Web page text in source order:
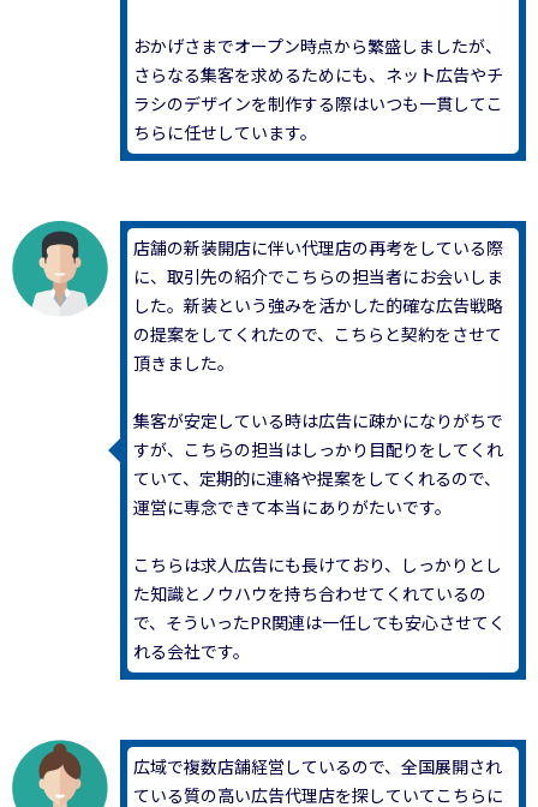
おかげさまでオープン時点から繁盛しましたが、
さらなる集客を求めるためにも、ネット広告やチ
ラシのデザインを制作する際はいつも一貫してこ
ちらに任せしています。
店舗の新装開店に伴い代理店の再考をしている際
に、取引先の紹介でこちらの担当者にお会いしま
した。新装という強みを活かした的確な広告戦略
の提案をしてくれたので、こちらと契約をさせて
頂きました。
集客が安定している時は広告に疎かになりがちで
すが、こちらの担当はしっかり目配りをしてくれ
ていて、定期的に連絡や提案をしてくれるので、
運営に専念できて本当にありがたいです。
こちらは求人広告にも長けており、しっかりとし
た知識とノウハウを持ち合わせてくれているの
で、そういったPR関連は一任しても安心させてく
れる会社です。
広域で複数店舗経営しているので、全国展開され
ている質の高い広告代理店を探していてこちらに